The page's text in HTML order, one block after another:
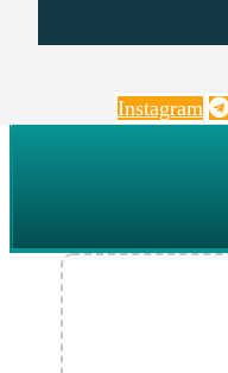
Instagram